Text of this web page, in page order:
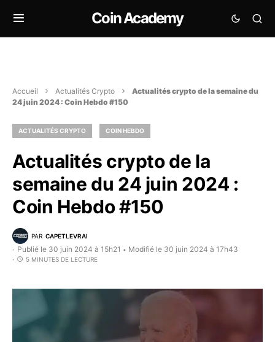
Coin Academy
Accueil Actualités Crypto
Actualités crypto de la semaine du
24 juin 2024 : Coin Hebdo #150
ACTUALITÉS CRYPTO COIN HEBDO
Actualités crypto de la
semaine du 24 juin 2024 :
Coin Hebdo #150
PAR CAPETLEVRAI
Publié le 30 juin 2024 à 15h21 • Modifié le 30 juin 2024 à 17h43
5 MINUTES DE LECTURE